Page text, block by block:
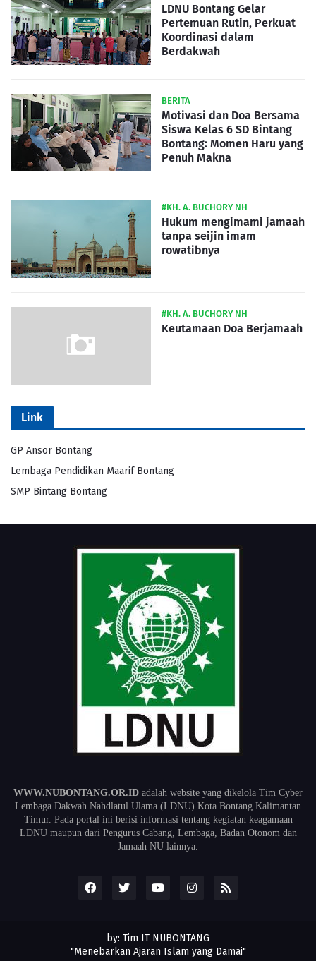
LDNU Bontang Gelar
Pertemuan Rutin, Perkuat
Koordinasi dalam
Berdakwah
BERITA
Motivasi dan Doa Bersama
Siswa Kelas 6 SD Bintang
Bontang: Momen Haru yang
Penuh Makna
#KH. A. BUCHORY NH
Hukum mengimami jamaah
tanpa seijin imam
rowatibnya
#KH. A. BUCHORY NH
Keutamaan Doa Berjamaah
Link
GP Ansor Bontang
Lembaga Pendidikan Maarif Bontang
SMP Bintang Bontang
WWW.NUBONTANG.OR.ID adalah website yang dikelola Tim Cyber
Lembaga Dakwah Nahdlatul Ulama (LDNU) Kota Bontang Kalimantan
Timur. Pada portal ini berisi informasi tentang kegiatan keagamaan
LDNU maupun dari Pengurus Cabang, Lembaga, Badan Otonom dan
Jamaah NU lainnya.
by: Tim IT NUBONTANG
"Menebarkan Ajaran Islam yang Damai"